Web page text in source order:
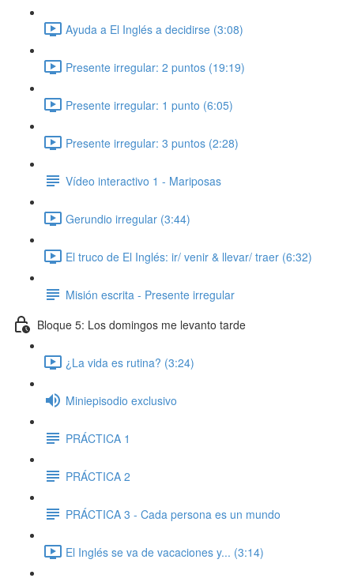
Ayuda a El Inglés a decidirse (3:08)
Presente irregular: 2 puntos (19:19)
Presente irregular: 1 punto (6:05)
Presente irregular: 3 puntos (2:28)
Vídeo interactivo 1 - Mariposas
Gerundio irregular (3:44)
El truco de El Inglés: ir/ venir & llevar/ traer (6:32)
Misión escrita - Presente irregular
Bloque 5: Los domingos me levanto tarde
¿La vida es rutina? (3:24)
Miniepisodio exclusivo
PRÁCTICA 1
PRÁCTICA 2
PRÁCTICA 3 - Cada persona es un mundo
El Inglés se va de vacaciones y... (3:14)